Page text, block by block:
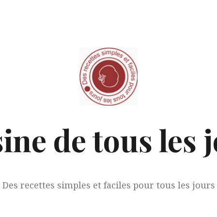
de tous les
Des recettes simples et faciles pour tous les jours